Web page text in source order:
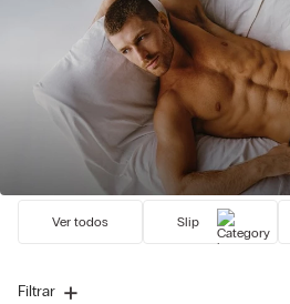
Ver todos Slip
Filtrar